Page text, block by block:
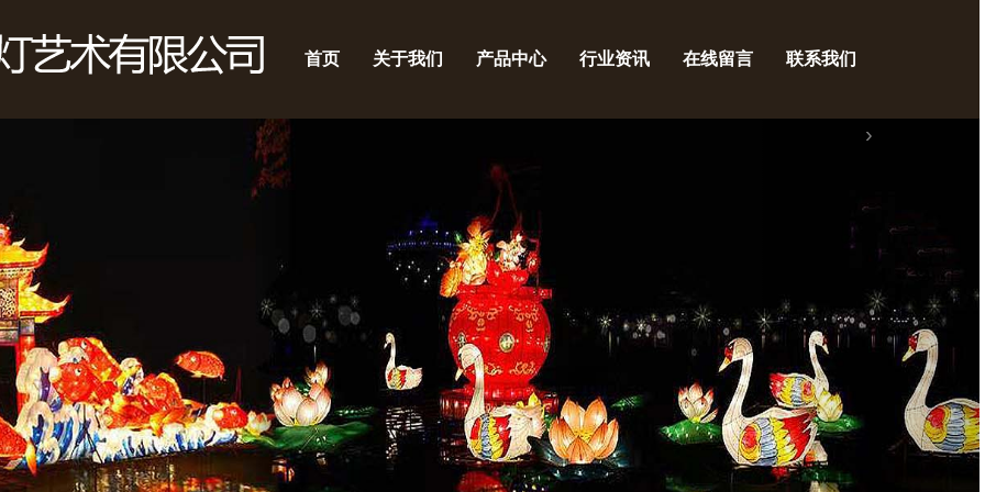
首页 关于我们 产品中心 行业资讯 在线留言 联系我们
›